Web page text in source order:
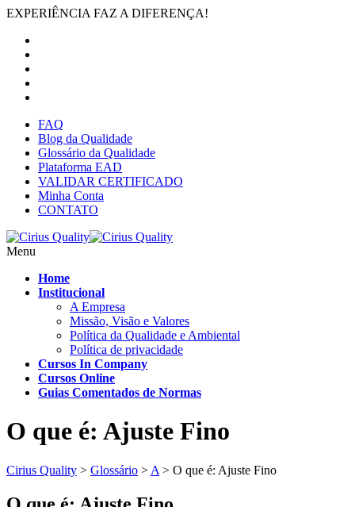
EXPERIÊNCIA FAZ A DIFERENÇA!
FAQ
Blog da Qualidade
Glossário da Qualidade
Plataforma EAD
VALIDAR CERTIFICADO
Minha Conta
CONTATO
Menu
Home
Institucional
A Empresa
Missão, Visão e Valores
Política da Qualidade e Ambiental
Política de privacidade
Cursos In Company
Cursos Online
Guias Comentados de Normas
O que é: Ajuste Fino
Cirius Quality > Glossário > A > O que é: Ajuste Fino